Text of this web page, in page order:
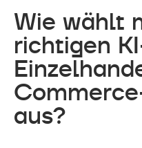
Wie wählt
richtigen
aus?